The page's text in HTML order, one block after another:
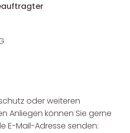
oder weiteren
Anliegen können Sie gerne
E-Mail-Adresse senden: